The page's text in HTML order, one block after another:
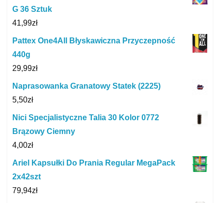
G 36 Sztuk
41,99zł
Pattex One4All Błyskawiczna Przyczepność
440g
29,99zł
Naprasowanka Granatowy Statek (2225)
5,50zł
Nici Specjalistyczne Talia 30 Kolor 0772
Brązowy Ciemny
4,00zł
Ariel Kapsułki Do Prania Regular MegaPack
2x42szt
79,94zł